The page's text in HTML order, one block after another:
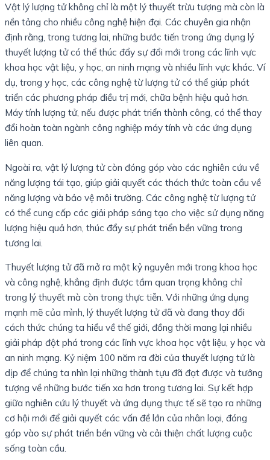
Vật lý lượng tử không chỉ là một lý thuyết trừu tượng mà còn là
nền tảng cho nhiều công nghệ hiện đại. Các chuyên gia nhận
định rằng, trong tương lai, những bước tiến trong ứng dụng lý
thuyết lượng tử có thể thúc đẩy sự đổi mới trong các lĩnh vực
khoa học vật liệu, y học, an ninh mạng và nhiều lĩnh vực khác. Ví
dụ, trong y học, các công nghệ từ lượng tử có thể giúp phát
triển các phương pháp điều trị mới, chữa bệnh hiệu quả hơn.
Máy tính lượng tử, nếu được phát triển thành công, có thể thay
đổi hoàn toàn ngành công nghiệp máy tính và các ứng dụng
liên quan.
Ngoài ra, vật lý lượng tử còn đóng góp vào các nghiên cứu về
năng lượng tái tạo, giúp giải quyết các thách thức toàn cầu về
năng lượng và bảo vệ môi trường. Các công nghệ từ lượng tử
có thể cung cấp các giải pháp sáng tạo cho việc sử dụng năng
lượng hiệu quả hơn, thúc đẩy sự phát triển bền vững trong
tương lai.
Thuyết lượng tử đã mở ra một kỷ nguyên mới trong khoa học
và công nghệ, khẳng định được tầm quan trọng không chỉ
trong lý thuyết mà còn trong thực tiễn. Với những ứng dụng
mạnh mẽ của mình, lý thuyết lượng tử đã và đang thay đổi
cách thức chúng ta hiểu về thế giới, đồng thời mang lại nhiều
giải pháp đột phá trong các lĩnh vực khoa học vật liệu, y học và
an ninh mạng. Kỷ niệm 100 năm ra đời của thuyết lượng tử là
dịp để chúng ta nhìn lại những thành tựu đã đạt được và tưởng
tượng về những bước tiến xa hơn trong tương lai. Sự kết hợp
giữa nghiên cứu lý thuyết và ứng dụng thực tế sẽ tạo ra những
cơ hội mới để giải quyết các vấn đề lớn của nhân loại, đóng
góp vào sự phát triển bền vững và cải thiện chất lượng cuộc
sống toàn cầu.